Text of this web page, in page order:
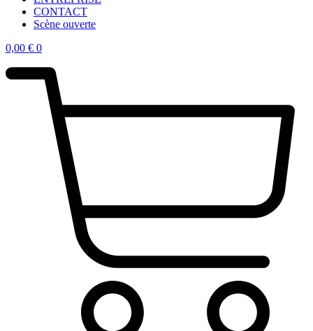
CONTACT
Scène ouverte
0,00 € 0